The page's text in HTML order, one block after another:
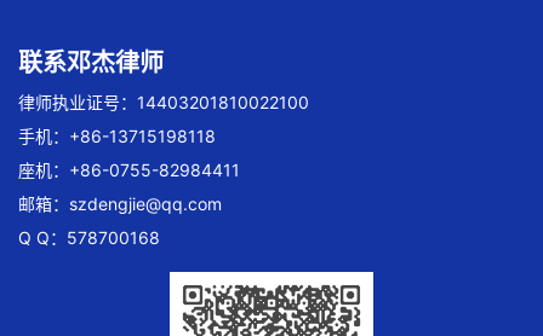
联系邓杰律师
律师执业证号：14403201810022100
手机：+86-13715198118
座机：+86-0755-82984411
邮箱： szdengjie@qq.com
Q Q：578700168